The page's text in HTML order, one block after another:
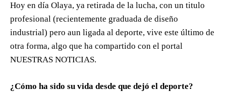
Hoy en día Olaya, ya retirada de la lucha, con un titulo
profesional (recientemente graduada de diseño
industrial) pero aun ligada al deporte, vive este último de
otra forma, algo que ha compartido con el portal
NUESTRAS NOTICIAS.
¿Cómo ha sido su vida desde que dejó el deporte?